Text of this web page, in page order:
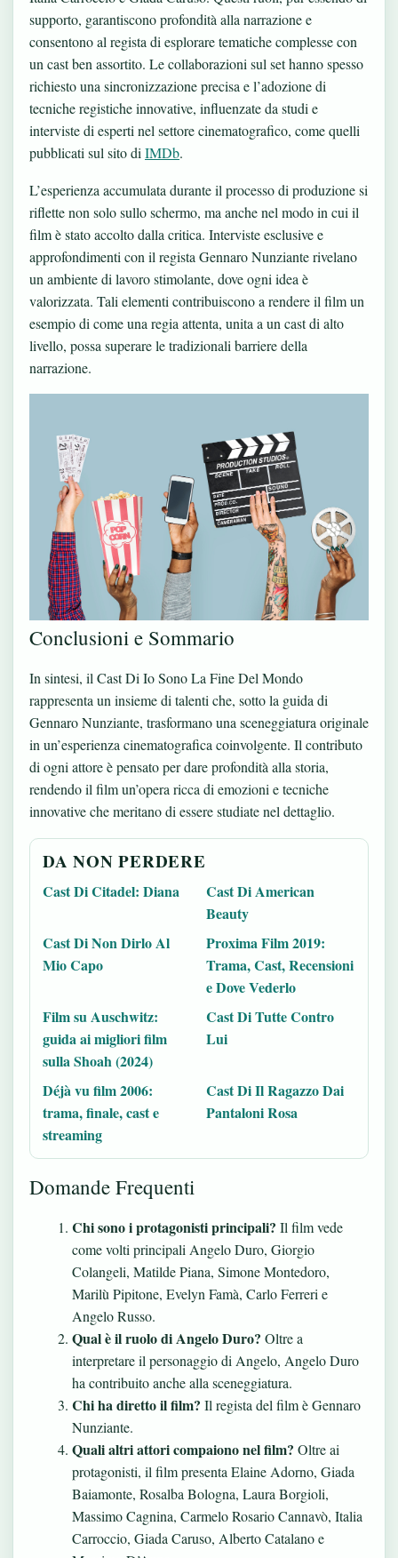
supporto, garantiscono profondità alla narrazione e
consentono al regista di esplorare tematiche complesse con
un cast ben assortito. Le collaborazioni sul set hanno spesso
richiesto una sincronizzazione precisa e l’adozione di
tecniche registiche innovative, influenzate da studi e
interviste di esperti nel settore cinematografico, come quelli
pubblicati sul sito di IMDb.
L’esperienza accumulata durante il processo di produzione si
riflette non solo sullo schermo, ma anche nel modo in cui il
film è stato accolto dalla critica. Interviste esclusive e
approfondimenti con il regista Gennaro Nunziante rivelano
un ambiente di lavoro stimolante, dove ogni idea è
valorizzata. Tali elementi contribuiscono a rendere il film un
esempio di come una regia attenta, unita a un cast di alto
livello, possa superare le tradizionali barriere della
narrazione.
Conclusioni e Sommario
In sintesi, il Cast Di Io Sono La Fine Del Mondo
rappresenta un insieme di talenti che, sotto la guida di
Gennaro Nunziante, trasformano una sceneggiatura originale
in un’esperienza cinematografica coinvolgente. Il contributo
di ogni attore è pensato per dare profondità alla storia,
rendendo il film un’opera ricca di emozioni e tecniche
innovative che meritano di essere studiate nel dettaglio.
DA NON PERDERE
Cast Di Citadel: Diana
Cast Di American
Beauty
Cast Di Non Dirlo Al
Mio Capo
Proxima Film 2019:
Trama, Cast, Recensioni
e Dove Vederlo
Film su Auschwitz:
guida ai migliori film
sulla Shoah (2024)
Cast Di Tutte Contro
Lui
Déjà vu film 2006:
trama, finale, cast e
streaming
Cast Di Il Ragazzo Dai
Pantaloni Rosa
Domande Frequenti
Chi sono i protagonisti principali? Il film vede
come volti principali Angelo Duro, Giorgio
Colangeli, Matilde Piana, Simone Montedoro,
Marilù Pipitone, Evelyn Famà, Carlo Ferreri e
Angelo Russo.
Qual è il ruolo di Angelo Duro? Oltre a
interpretare il personaggio di Angelo, Angelo Duro
ha contribuito anche alla sceneggiatura.
Chi ha diretto il film? Il regista del film è Gennaro
Nunziante.
Quali altri attori compaiono nel film? Oltre ai
protagonisti, il film presenta Elaine Adorno, Giada
Baiamonte, Rosalba Bologna, Laura Borgioli,
Massimo Cagnina, Carmelo Rosario Cannavò, Italia
Carroccio, Giada Caruso, Alberto Catalano e